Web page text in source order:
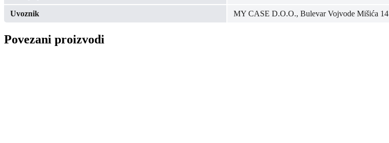
Uvoznik MY CASE D.O.O., Bulevar Vojvode Mišića 14
Povezani proizvodi